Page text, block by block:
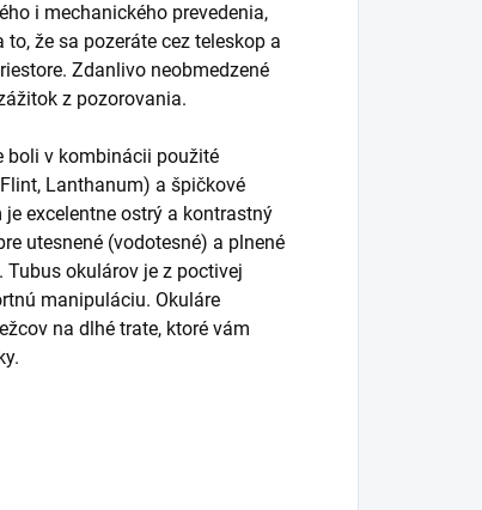
i mechanického prevedenia,
že sa pozeráte cez teleskop a
Zdanlivo neobmedzené
z pozorovania.
boli v kombinácii použité
Lanthanum) a špičkové
excelentne ostrý a kontrastný
utesnené (vodotesné) a plnené
okulárov je z poctivej
manipuláciu. Okuláre
na dlhé trate, ktoré vám